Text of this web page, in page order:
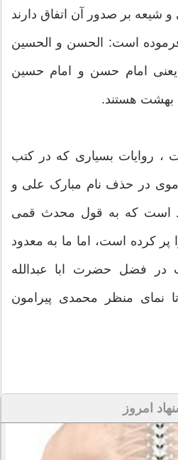
شیعه بر صدور آن اتفاق دارند
است: الحسن و الحسین
یعنی امام حسن و امام حسین
بهشت هستند.
، روایات بسیاری که در کتب
در حذف نام مبارک علی و
است که به قول محدث قمی
کرده است، اما ما به معدود
در فضل حضرت ابا عبدالله
نمای منظر محمدی پیرامون
امروز